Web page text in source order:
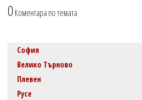
0Коментара по темата
София
Велико Търново
Плевен
Русе